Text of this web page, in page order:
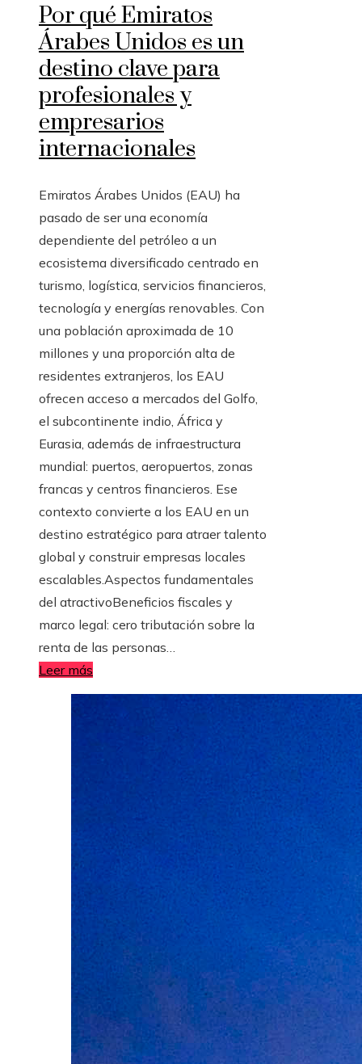
Por qué Emiratos
Árabes Unidos es un
destino clave para
profesionales y
empresarios
internacionales
Emiratos Árabes Unidos (EAU) ha
pasado de ser una economía
dependiente del petróleo a un
ecosistema diversificado centrado en
turismo, logística, servicios financieros,
tecnología y energías renovables. Con
una población aproximada de 10
millones y una proporción alta de
residentes extranjeros, los EAU
ofrecen acceso a mercados del Golfo,
el subcontinente indio, África y
Eurasia, además de infraestructura
mundial: puertos, aeropuertos, zonas
francas y centros financieros. Ese
contexto convierte a los EAU en un
destino estratégico para atraer talento
global y construir empresas locales
escalables.Aspectos fundamentales
del atractivoBeneficios fiscales y
marco legal: cero tributación sobre la
renta de las personas…
Leer más